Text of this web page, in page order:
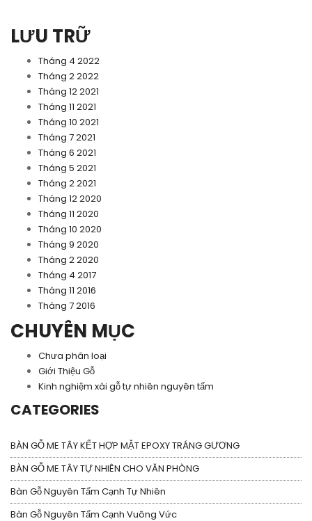
LƯU TRỮ
Tháng 4 2022
Tháng 2 2022
Tháng 12 2021
Tháng 11 2021
Tháng 10 2021
Tháng 7 2021
Tháng 6 2021
Tháng 5 2021
Tháng 2 2021
Tháng 12 2020
Tháng 11 2020
Tháng 10 2020
Tháng 9 2020
Tháng 2 2020
Tháng 4 2017
Tháng 11 2016
Tháng 7 2016
CHUYÊN MỤC
Chưa phân loại
Giới Thiệu Gỗ
Kinh nghiệm xài gỗ tự nhiên nguyên tấm
CATEGORIES
BÀN GỖ ME TÂY KẾT HỢP MẶT EPOXY TRÁNG GƯƠNG
BÀN GỖ ME TÂY TỰ NHIÊN CHO VĂN PHÒNG
Bàn Gỗ Nguyên Tấm Cạnh Tự Nhiên
Bàn Gỗ Nguyên Tấm Cạnh Vuông Vức